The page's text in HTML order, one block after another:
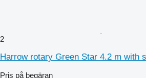
2
Harrow rotary Green Star 4.2 m with
Pris på begäran